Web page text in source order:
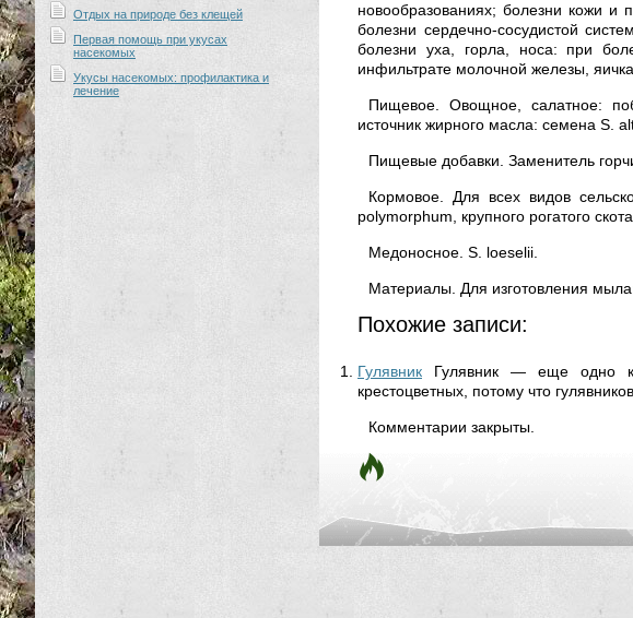
Отдых на природе без клещей
Первая помощь при укусах
насекомых
Укусы насекомых: профилактика и
лечение
новообразованиях; болезни кожи и
болезни сердечно-сосудистой
болезни уха, горла, носа: при
инфильтрате молочной железы,
Пищевое. Овощное, салатное:
источник жирного масла: семена S.
Пищевые добавки. Заменитель
Кормовое. Для всех видов
polymorphum, крупного рогатого
Медоносное. S. loeselii.
Материалы. Для изготовления
Похожие записи:
Гулявник
Гулявник — еще одно
крестоцветных, потому что
Комментарии закрыты.